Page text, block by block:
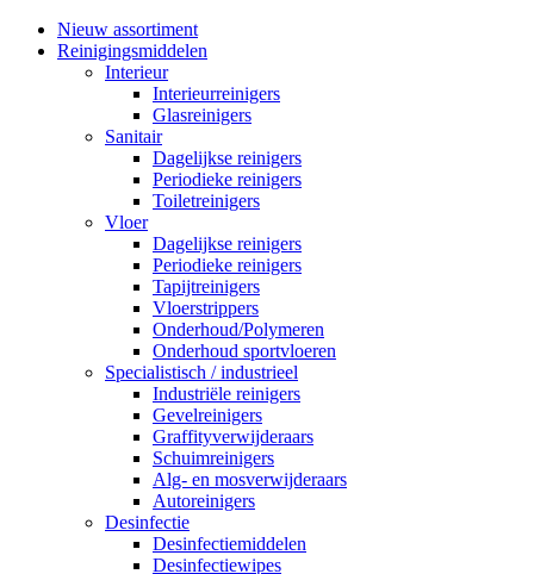
Nieuw assortiment
Reinigingsmiddelen
Interieur
Interieurreinigers
Glasreinigers
Sanitair
Dagelijkse reinigers
Periodieke reinigers
Toiletreinigers
Vloer
Dagelijkse reinigers
Periodieke reinigers
Tapijtreinigers
Vloerstrippers
Onderhoud/Polymeren
Onderhoud sportvloeren
Specialistisch / industrieel
Industriële reinigers
Gevelreinigers
Graffityverwijderaars
Schuimreinigers
Alg- en mosverwijderaars
Autoreinigers
Desinfectie
Desinfectiemiddelen
Desinfectiewipes